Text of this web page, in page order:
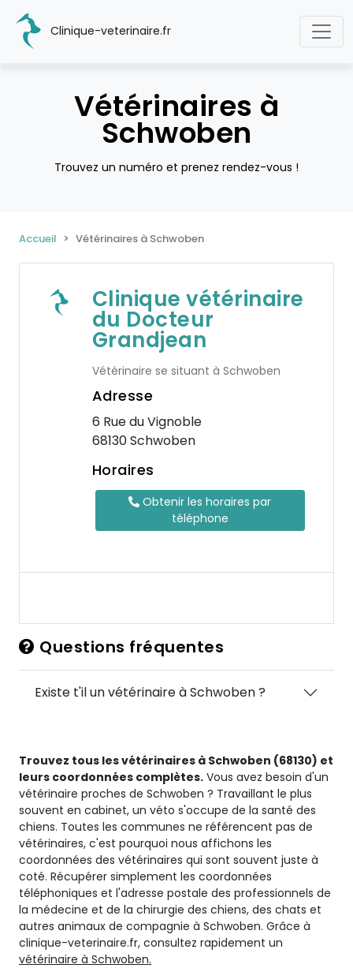
Clinique-veterinaire.fr
Vétérinaires à
Schwoben
Trouvez un numéro et prenez rendez-vous !
Accueil Vétérinaires à Schwoben
Clinique vétérinaire
du Docteur
Grandjean
Vétérinaire se situant à Schwoben
Adresse
6 Rue du Vignoble
68130 Schwoben
Horaires
Obtenir les horaires par
téléphone
Questions fréquentes
Existe t'il un vétérinaire à Schwoben ?
Trouvez tous les vétérinaires à Schwoben (68130) et
leurs coordonnées complètes. Vous avez besoin d'un
vétérinaire proches de Schwoben ? Travaillant le plus
souvent en cabinet, un véto s'occupe de la santé des
chiens. Toutes les communes ne référencent pas de
vétérinaires, c'est pourquoi nous affichons les
coordonnées des vétérinaires qui sont souvent juste à
coté. Récupérer simplement les coordonnées
téléphoniques et l'adresse postale des professionnels de
la médecine et de la chirurgie des chiens, des chats et
autres animaux de compagnie à Schwoben. Grâce à
clinique-veterinaire.fr, consultez rapidement un
vétérinaire à Schwoben.